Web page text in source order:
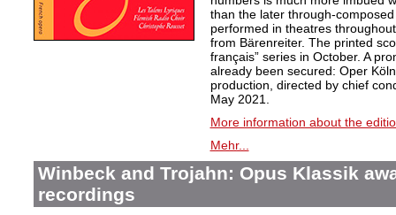
than the later through-
performed in theatres
from Bärenreiter. The printed
français” series in October. A
already been secured: Oper
production, directed by chief
May 2021.
More information about the
Mehr...
Winbeck and Trojahn: Opus Klassik
recordings